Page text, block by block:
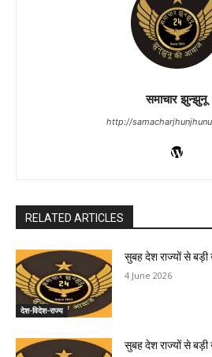
समाचार झुन्झुनू
http://
RELATED ARTICLES
देश-विदेश-राज्य
सुबह देश राज्यों से
4 June 2026
सुबह देश राज्यों से